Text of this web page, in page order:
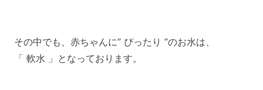
その中でも、赤ちゃんに” ぴったり ”のお水は、
「 軟水 」となっております。